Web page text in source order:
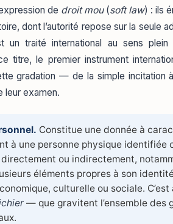
de droit mou(soft law) : ils
dont l’autorité repose sur la seule
un traité international au sens
titre, le premier instrument
gradation — de la simple incitation
leur examen.
Constitue une donnée à
à une personne physique identifiée
ou indirectement,
éléments propres à son
culturelle ou sociale.
— que gravitent l’ensemble des